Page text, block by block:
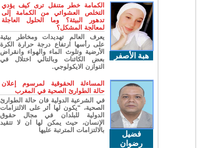
هبة الأصفر
الكمامة خطر متنقل ترى كيف يؤدي
التخلص العشوائي من الكمامة إلى
تدهور البيئة؟ وما الحلول العاجلة
لمعالجة المشكل؟
يعرف العالم تهديدات ومخاطر بيئية
على رأسها ارتفاع درجة حرارة الكرة
الأرضية وتلوث الماء والهواء وانقراض
بعض الكائنات وبالتالي اختلال في
التوازن الايكولوجي.
فضيل
رضوان
المساءلة الحقوقية لمرسوم إعلان
حالة الطوارئ الصحية في المغرب
في الشرعية الدولية فان حالة الطوارئ
الصحية، “يكون لها أثر على الالتزامات
الدولية للبلدان في مجال حقوق
الإنسان، حيث يمكن لها ان لا تتقيد
بالالتزامات المترتبة عليها